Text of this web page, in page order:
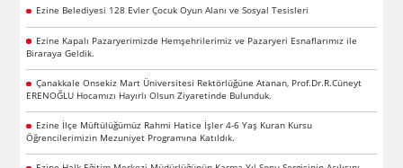
Ezine Belediyesi 128 Evler Çocuk Oyun Alanı ve Sosyal Tesisleri
Ezine Kapalı Pazaryerimizde Hemşehrilerimiz ve Pazaryeri Esnaflarımız ile
Biraraya Geldik.
Çanakkale Onsekiz Mart Üniversitesi Rektörlüğüne Atanan, Prof.Dr.R.Cüneyt
ERENOĞLU Hocamızı Hayırlı Olsun Ziyaretinde Bulunduk.
Ezine İlçe Müftülüğümüz Rahmi Hatice İşler 4-6 Yaş Kuran Kursu
Öğrencilerimizin Mezuniyet Programına Katıldık.